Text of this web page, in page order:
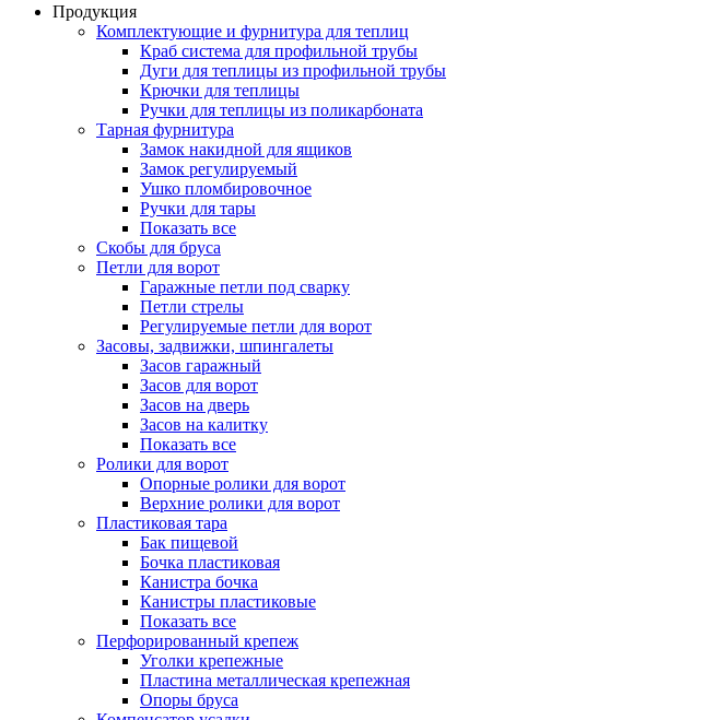
Продукция
Комплектующие и фурнитура для теплиц
Краб система для профильной трубы
Дуги для теплицы из профильной трубы
Крючки для теплицы
Ручки для теплицы из поликарбоната
Тарная фурнитура
Замок накидной для ящиков
Замок регулируемый
Ушко пломбировочное
Ручки для тары
Показать все
Скобы для бруса
Петли для ворот
Гаражные петли под сварку
Петли стрелы
Регулируемые петли для ворот
Засовы, задвижки, шпингалеты
Засов гаражный
Засов для ворот
Засов на дверь
Засов на калитку
Показать все
Ролики для ворот
Опорные ролики для ворот
Верхние ролики для ворот
Пластиковая тара
Бак пищевой
Бочка пластиковая
Канистра бочка
Канистры пластиковые
Показать все
Перфорированный крепеж
Уголки крепежные
Пластина металлическая крепежная
Опоры бруса